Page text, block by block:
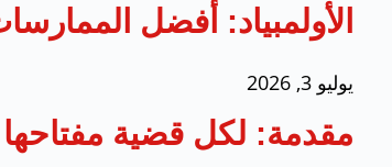
الأولمبياد: أفضل
يوليو 3, 2026
مقدمة: لكل قضية مفتاحها